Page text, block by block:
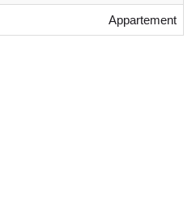
Appartement